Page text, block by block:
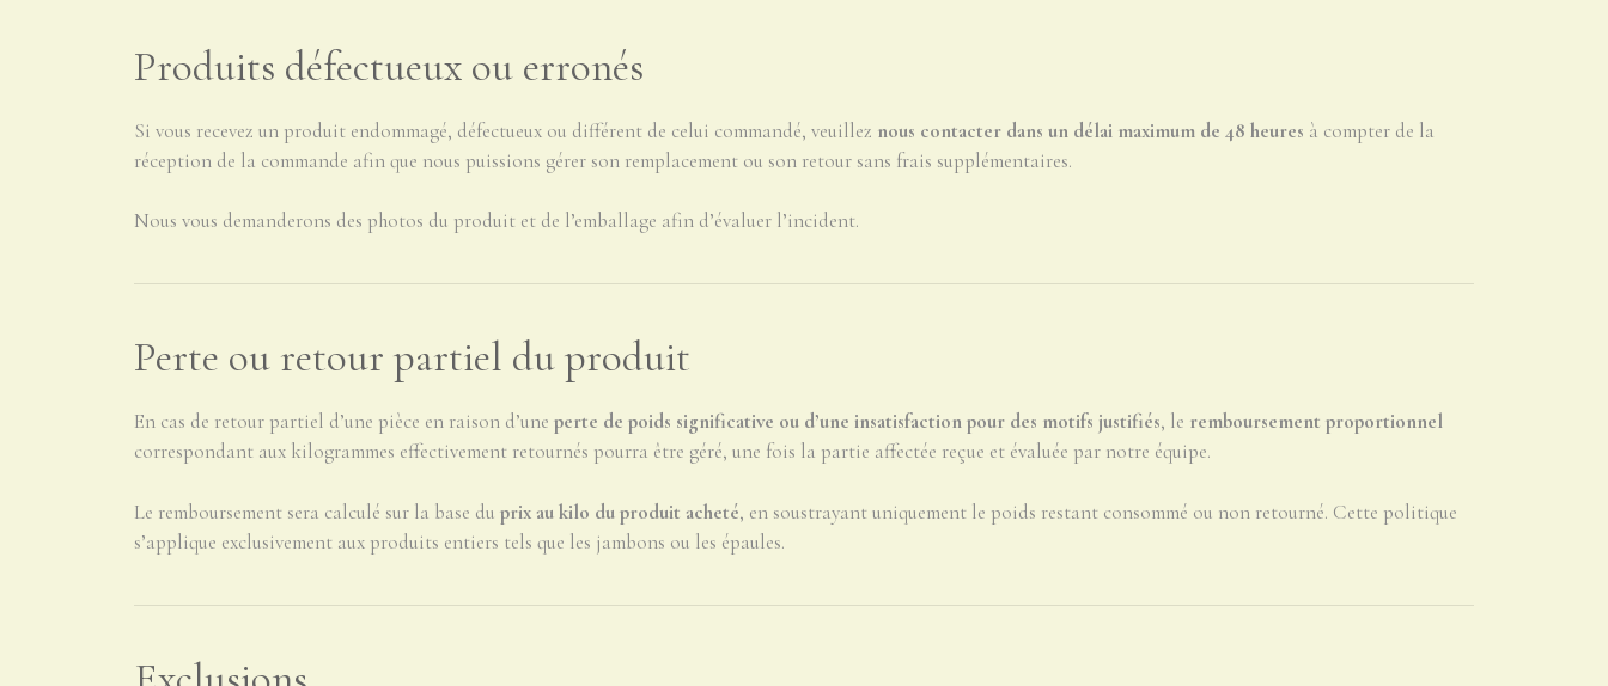
Produits défectueux ou erronés
Si vous recevez un produit endommagé, défectueux ou différent de celui commandé, veuillez nous contacter dans un délai maximum de 48 heures à compter de la
réception de la commande afin que nous puissions gérer son remplacement ou son retour sans frais supplémentaires.
Nous vous demanderons des photos du produit et de l’emballage afin d’évaluer l’incident.
Perte ou retour partiel du produit
En cas de retour partiel d’une pièce en raison d’une perte de poids significative ou d’une insatisfaction pour des motifs justifiés, le remboursement proportionnel
correspondant aux kilogrammes effectivement retournés pourra être géré, une fois la partie affectée reçue et évaluée par notre équipe.
Le remboursement sera calculé sur la base du prix au kilo du produit acheté, en soustrayant uniquement le poids restant consommé ou non retourné. Cette politique
s’applique exclusivement aux produits entiers tels que les jambons ou les épaules.